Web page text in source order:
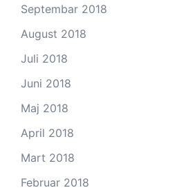
Septembar 2018
August 2018
Juli 2018
Juni 2018
Maj 2018
April 2018
Mart 2018
Februar 2018